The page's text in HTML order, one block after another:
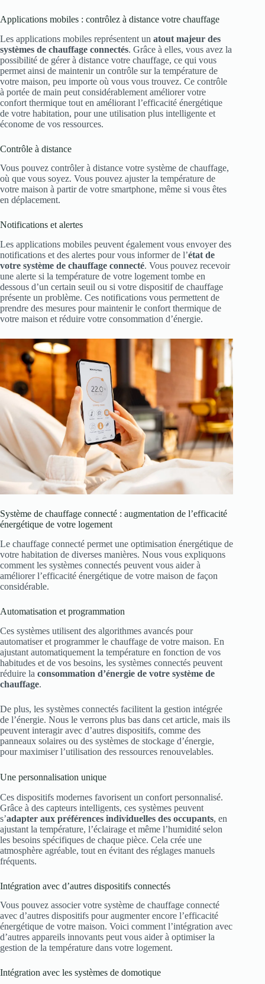
Applications mobiles : contrôlez à distance votre chauffage
Les applications mobiles représentent un atout majeur des
systèmes de chauffage connectés. Grâce à elles, vous avez la
possibilité de gérer à distance votre chauffage, ce qui vous
permet ainsi de maintenir un contrôle sur la température de
votre maison, peu importe où vous vous trouvez. Ce contrôle
à portée de main peut considérablement améliorer votre
confort thermique tout en améliorant l’efficacité énergétique
de votre habitation, pour une utilisation plus intelligente et
économe de vos ressources.
Contrôle à distance
Vous pouvez contrôler à distance votre système de chauffage,
où que vous soyez. Vous pouvez ajuster la température de
votre maison à partir de votre smartphone, même si vous êtes
en déplacement.
Notifications et alertes
Les applications mobiles peuvent également vous envoyer des
notifications et des alertes pour vous informer de l’état de
votre système de chauffage connecté. Vous pouvez recevoir
une alerte si la température de votre logement tombe en
dessous d’un certain seuil ou si votre dispositif de chauffage
présente un problème. Ces notifications vous permettent de
prendre des mesures pour maintenir le confort thermique de
votre maison et réduire votre consommation d’énergie.
Système de chauffage connecté : augmentation de l’efficacité
énergétique de votre logement
Le chauffage connecté permet une optimisation énergétique de
votre habitation de diverses manières. Nous vous expliquons
comment les systèmes connectés peuvent vous aider à
améliorer l’efficacité énergétique de votre maison de façon
considérable.
Automatisation et programmation
Ces systèmes utilisent des algorithmes avancés pour
automatiser et programmer le chauffage de votre maison. En
ajustant automatiquement la température en fonction de vos
habitudes et de vos besoins, les systèmes connectés peuvent
réduire la consommation d’énergie de votre système de
chauffage.
De plus, les systèmes connectés facilitent la gestion intégrée
de l’énergie. Nous le verrons plus bas dans cet article, mais ils
peuvent interagir avec d’autres dispositifs, comme des
panneaux solaires ou des systèmes de stockage d’énergie,
pour maximiser l’utilisation des ressources renouvelables.
Une personnalisation unique
Ces dispositifs modernes favorisent un confort personnalisé.
Grâce à des capteurs intelligents, ces systèmes peuvent
s’adapter aux préférences individuelles des occupants, en
ajustant la température, l’éclairage et même l’humidité selon
les besoins spécifiques de chaque pièce. Cela crée une
atmosphère agréable, tout en évitant des réglages manuels
fréquents.
Intégration avec d’autres dispositifs connectés
Vous pouvez associer votre système de chauffage connecté
avec d’autres dispositifs pour augmenter encore l’efficacité
énergétique de votre maison. Voici comment l’intégration avec
d’autres appareils innovants peut vous aider à optimiser la
gestion de la température dans votre logement.
Intégration avec les systèmes de domotique